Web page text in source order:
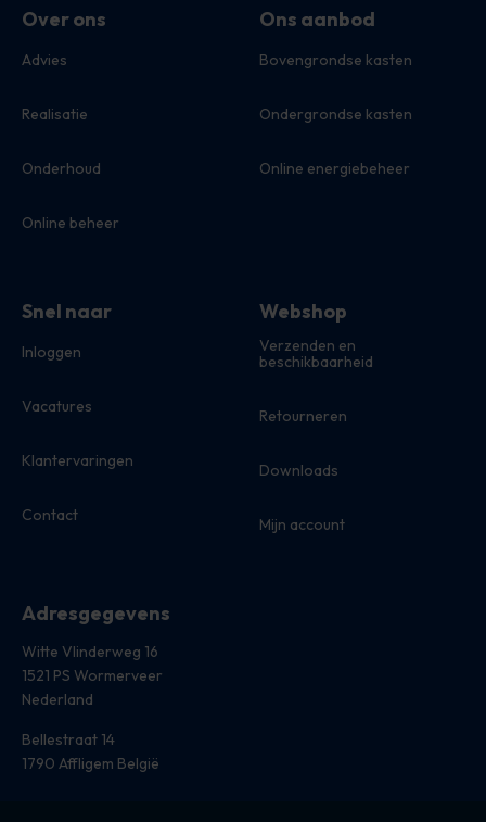
Over ons
Advies
Realisatie
Onderhoud
Online beheer
Ons aanbod
Bovengrondse kasten
Ondergrondse kasten
Online energiebeheer
Snel naar
Inloggen
Vacatures
Klantervaringen
Contact
Webshop
Verzenden en
beschikbaarheid
Retourneren
Downloads
Mijn account
Adresgegevens
Witte Vlinderweg 16
1521 PS Wormerveer
Nederland
Bellestraat 14
1790 Affligem België